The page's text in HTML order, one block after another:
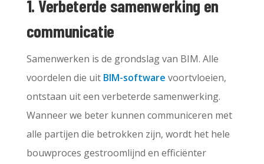
1. Verbeterde samenwerking en
communicatie
Samenwerken is de grondslag van BIM. Alle
voordelen die uit BIM-software voortvloeien,
ontstaan uit een verbeterde samenwerking.
Wanneer we beter kunnen communiceren met
alle partijen die betrokken zijn, wordt het hele
bouwproces gestroomlijnd en efficiënter